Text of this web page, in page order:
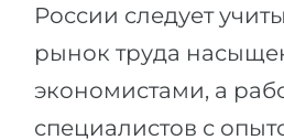
России следует
рынок труда
экономистами, а
специалистов с